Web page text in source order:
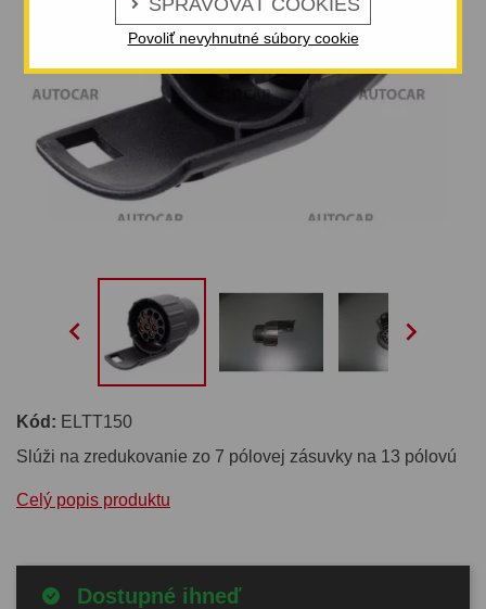
 SPRAVOVAŤ COOKIES
Povoliť nevyhnutné súbory cookie
 
Kód: ELTT150
Slúži na zredukovanie zo 7 pólovej zásuvky na 13 pólovú
Celý popis produktu
Dostupné ihneď